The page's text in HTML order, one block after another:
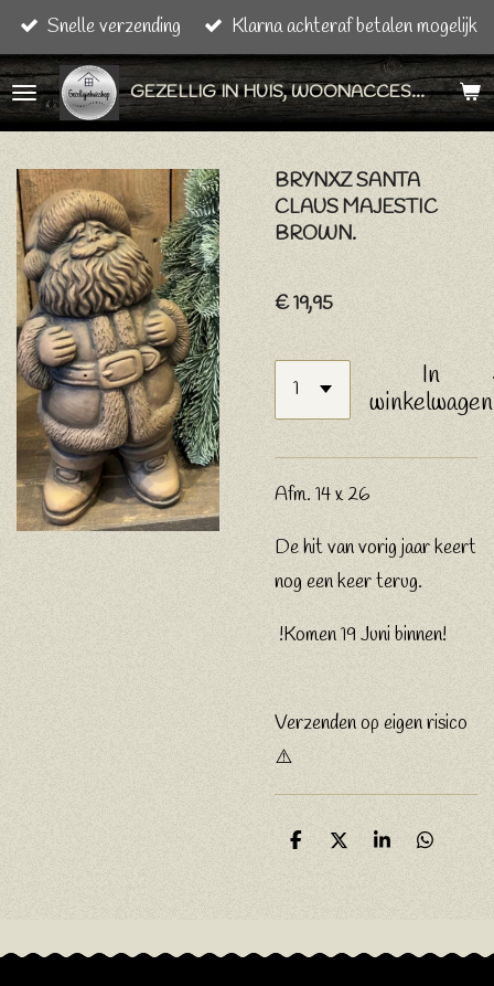
Ga
direct
naar
de
hoofdinhoud
GEZELLIG IN HUIS, WOONACCESSOIRES & CADEAU ARTIKELEN
Snelle verzending Klarna achteraf betalen mogelijk
BRYNXZ SANTA
CLAUS MAJESTIC
BROWN.
€ 19,95
In
winkelwagen
Afm. 14 x 26
De hit van vorig jaar keert
nog een keer terug.
!Komen 19 Juni binnen!
Verzenden op eigen risico
⚠️
D
D
S
D